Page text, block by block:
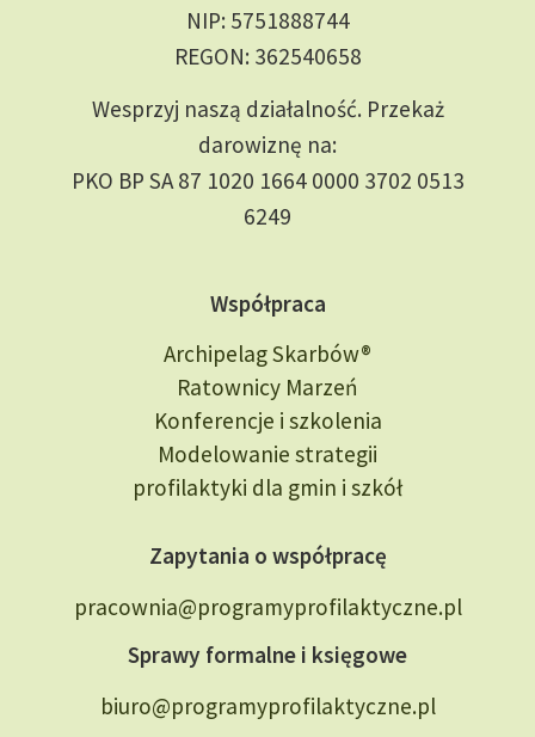
NIP: 5751888744
REGON: 362540658
Wesprzyj naszą działalność. Przekaż
darowiznę na:
PKO BP SA 87 1020 1664 0000 3702 0513
6249
Współpraca
Archipelag Skarbów®
Ratownicy Marzeń
Konferencje i szkolenia
Modelowanie strategii
profilaktyki dla gmin i szkół
Zapytania o współpracę
pracownia@programyprofilaktyczne.pl
Sprawy formalne i księgowe
biuro@programyprofilaktyczne.pl